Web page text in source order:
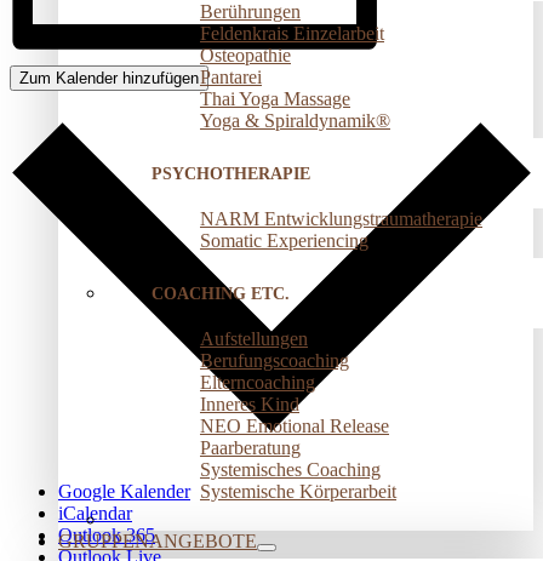
Berührungen
Feldenkrais Einzelarbeit
Osteopathie
Pantarei
Thai Yoga Massage
Yoga & Spiraldynamik®
PSYCHOTHERAPIE
NARM Entwicklungstraumatherapie
Somatic Experiencing
COACHING ETC.
Aufstellungen
Berufungscoaching
Elterncoaching
Inneres Kind
NEO Emotional Release
Paarberatung
Systemisches Coaching
Systemische Körperarbeit
GRUPPENANGEBOTE
Zum Kalender hinzufügen
Google Kalender
iCalendar
Outlook 365